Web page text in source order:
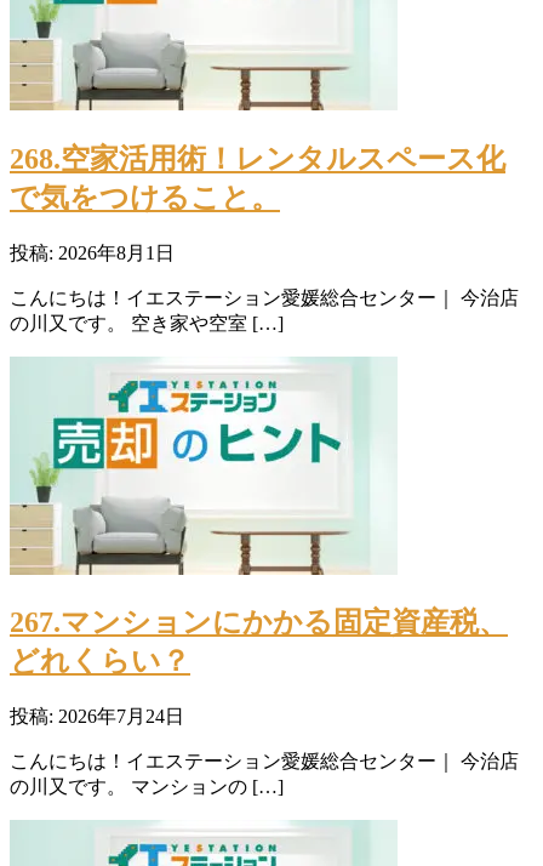
268.空家活用術！レンタルスペース化
で気をつけること。
投稿: 2026年8月1日
こんにちは！イエステーション愛媛総合センター｜ 今治店
の川又です。 空き家や空室 […]
267.マンションにかかる固定資産税、
どれくらい？
投稿: 2026年7月24日
こんにちは！イエステーション愛媛総合センター｜ 今治店
の川又です。 マンションの […]